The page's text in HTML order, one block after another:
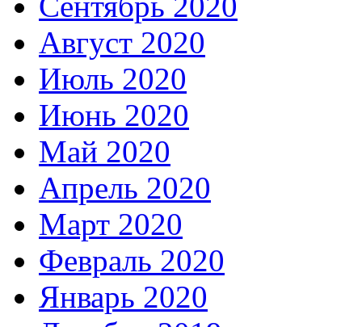
Август 2020
Июль 2020
Июнь 2020
Май 2020
Апрель 2020
Март 2020
Февраль 2020
Январь 2020